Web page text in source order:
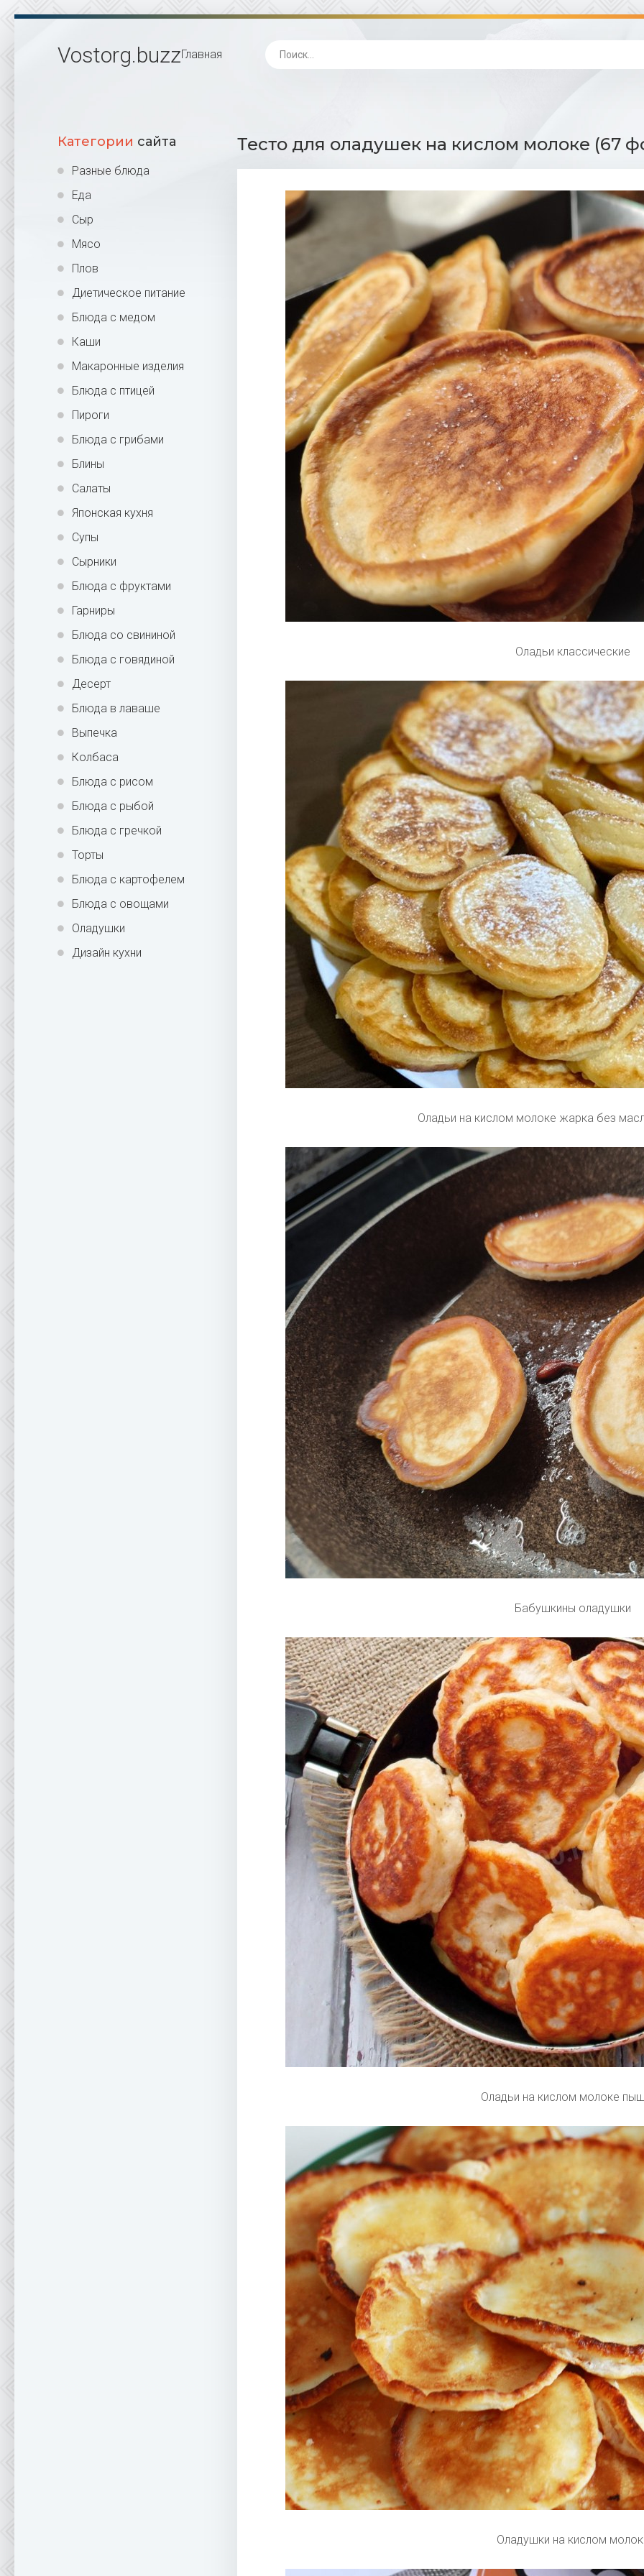
Vostorg.buzzГлавная
Категории сайта
Разные блюда
Еда
Сыр
Мясо
Плов
Диетическое питание
Блюда с медом
Каши
Макаронные изделия
Блюда с птицей
Пироги
Блюда с грибами
Блины
Салаты
Японская кухня
Супы
Сырники
Блюда с фруктами
Гарниры
Блюда со свининой
Блюда с говядиной
Десерт
Блюда в лаваше
Выпечка
Колбаса
Блюда с рисом
Блюда с рыбой
Блюда с гречкой
Торты
Блюда с картофелем
Блюда с овощами
Оладушки
Дизайн кухни
Тесто для оладушек на кислом молоке (67
Оладьи классические
Оладьи на кислом молоке жарка без
Бабушкины оладушки
Оладьи на кислом молоке
Оладушки на кислом